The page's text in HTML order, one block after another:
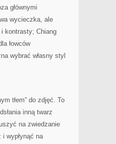
głównymi
wycieczka, ale
kontrasty; Chiang
łowców
wybrać własny styl
tłem” do zdjęć. To
inną twarz
na zwiedzanie
wypłynąć na